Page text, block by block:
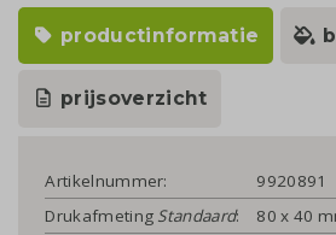
productinformatie
prijsoverzicht
Artikelnummer:
9920891
Drukafmeting Standaard:
80 x 40